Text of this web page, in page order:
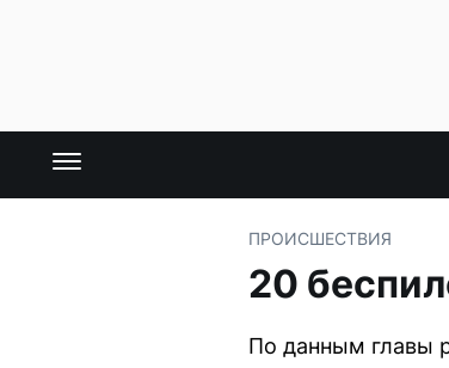
ПРОИСШЕСТВИЯ
20
По данным главы